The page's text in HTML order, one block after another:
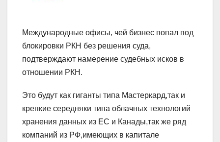
Международные офисы, чей бизнес попал под
блокировки РКН без решения суда,
подтверждают намерение судебных исков в
отношении РКН.
Это будут как гиганты типа Мастеркард,так и
крепкие середняки типа облачных технологий
хранения данных из ЕС и Канады,так же ряд
компаний из РФ,имеющих в капитале